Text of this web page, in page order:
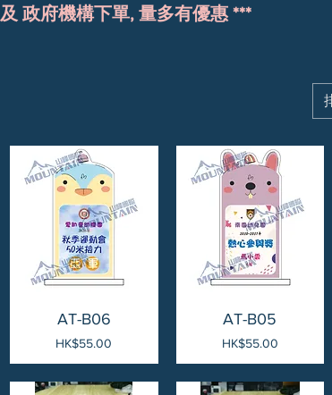
政府機構下單, 量多有優惠 ***
AT-B06
價格
HK$55.00
AT-B05
價格
HK$55.00